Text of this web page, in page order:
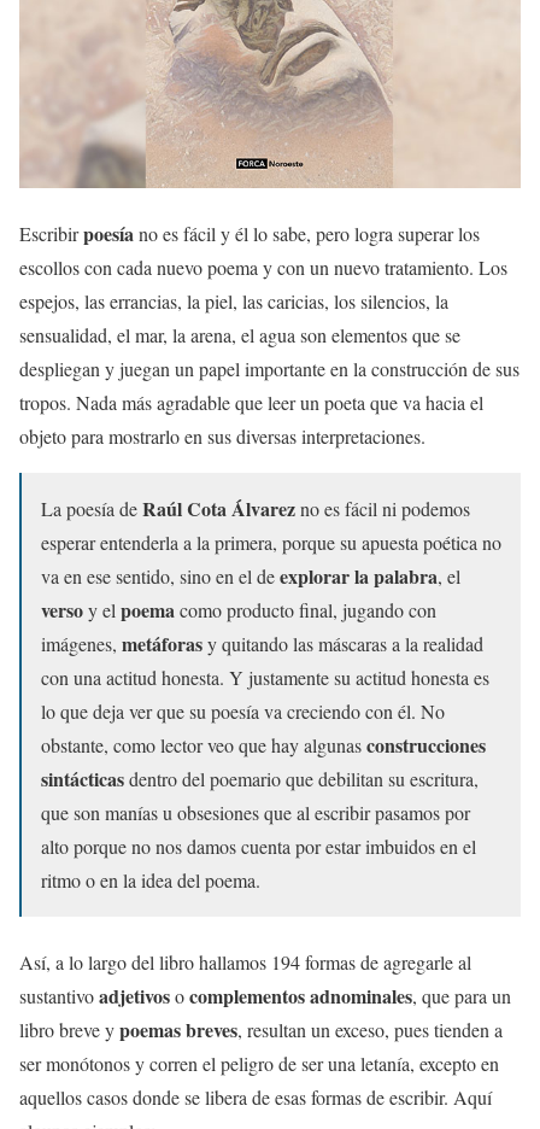
Escribirpoesíano es fácil y él lo sabe, pero logra superar los
escollos con cada nuevo poema y con un nuevo tratamiento. Los
espejos, las errancias, la piel, las caricias, los silencios, la
sensualidad, el mar, la arena, el agua son elementos que se
despliegan y juegan un papel importante en la construcción de sus
tropos. Nada más agradable que leer un poeta que va hacia el
objeto para mostrarlo en sus diversas interpretaciones.
La poesía deRaúl Cota Álvarezno es fácil ni podemos
esperar entenderla a la primera, porque su apuesta poética no
va en ese sentido, sino en el deexplorar la palabra, el
versoy el poemacomo producto final, jugando con
imágenes, metáforasy quitando las máscaras a la realidad
con una actitud honesta. Y justamente su actitud honesta es
lo que deja ver que su poesía va creciendo con él. No
obstante, como lector veo que hay algunasconstrucciones
sintácticasdentro del poemario que debilitan su escritura,
que son manías u obsesiones que al escribir pasamos por
alto porque no nos damos cuenta por estar imbuidos en el
ritmo o en la idea del poema.
Así, a lo largo del libro hallamos 194 formas de agregarle al
sustantivoadjetivosocomplementos adnominales, que para un
libro breve ypoemas breves, resultan un exceso, pues tienden a
ser monótonos y corren el peligro de ser una letanía, excepto en
aquellos casos donde se libera de esas formas de escribir. Aquí